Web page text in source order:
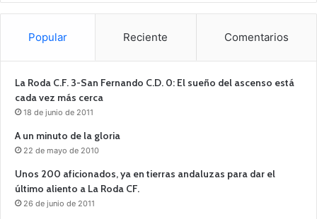
Popular Reciente Comentarios
La Roda C.F. 3-San Fernando C.D. 0: El sueño del ascenso está
cada vez más cerca
18 de junio de 2011
A un minuto de la gloria
22 de mayo de 2010
Unos 200 aficionados, ya en tierras andaluzas para dar el
último aliento a La Roda CF.
26 de junio de 2011